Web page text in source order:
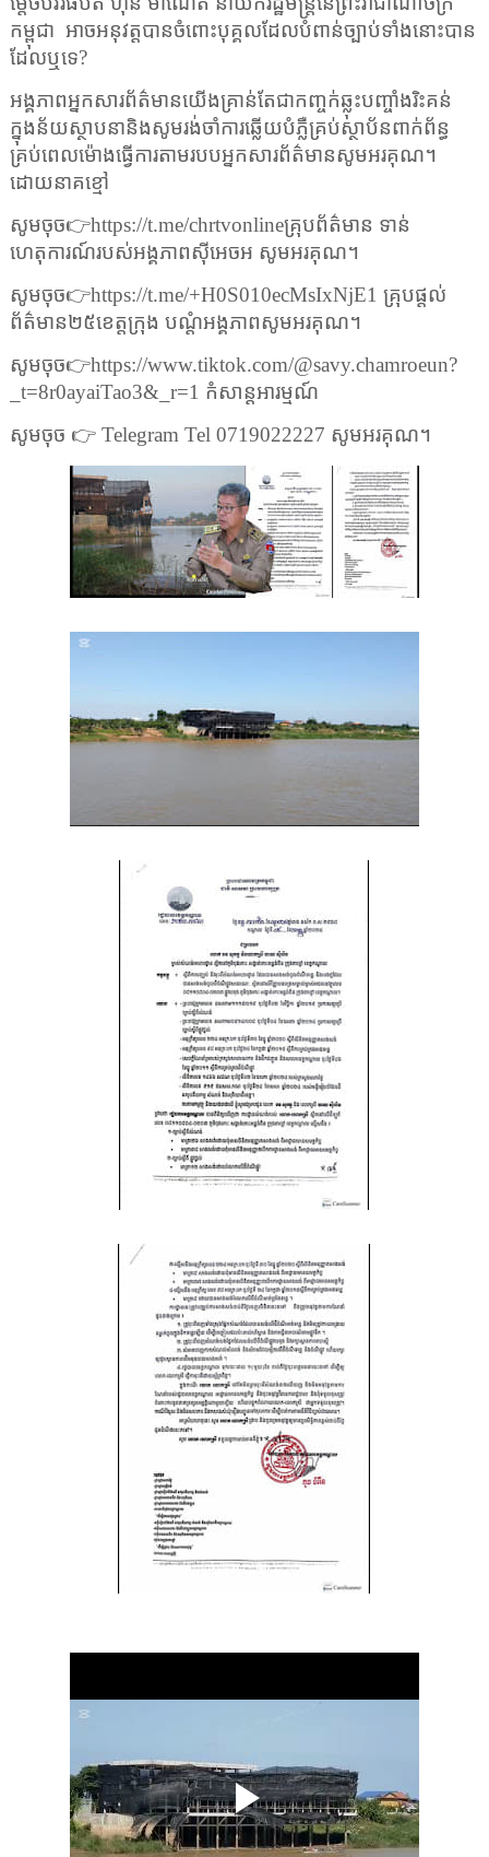
កម្ពុជា អាចអនុវត្តបានចំពោះបុគ្គលដែលបំពាន់ច្បាប់ទាំងនោះបាន
ដែលឬទេ?
អង្គភាពអ្នកសារព័ត៌មានយើងគ្រាន់តែជាកញ្ចក់ឆ្លុះបញ្ចាំងរិះគន់
ក្នុងន័យស្ថាបនានិងសូមរង់ចាំការឆ្លើយបំភ្លឺគ្រប់ស្ថាប័នពាក់ព័ន្ធ
គ្រប់ពេលម៉ោងធ្វើការតាមរបបអ្នកសារព័ត៌មានសូមអរគុណ។
ដោយនាគខ្មៅ
សូមចុច👉https://t.me/chrtvonlineគ្រុបព័ត៌មាន ទាន់
ហេតុការណ៍របស់អង្គភាពស៊ីអេចអ សូមអរគុណ។
សូមចុច👉https://t.me/+H0S010ecMsIxNjE1 គ្រុបផ្តល់
ព័ត៌មាន២៥ខេត្តក្រុង បណ្តំអង្គភាពសូមអរគុណ។
សូមចុច👉https://www.tiktok.com/@savy.chamroeun?
_t=8r0ayaiTao3&_r=1 កំសាន្តអារម្មណ៍
សូមចុច 👉 Telegram Tel 0719022227 សូមអរគុណ។